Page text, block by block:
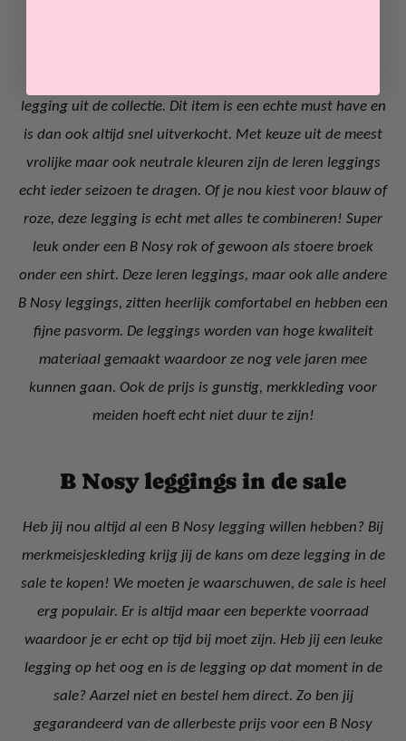
legging uit de collectie. Dit item is een echte must have en
is dan ook altijd snel uitverkocht. Met keuze uit de meest
vrolijke maar ook neutrale kleuren zijn de leren leggings
echt ieder seizoen te dragen. Of je nou kiest voor blauw of
roze, deze legging is echt met alles te combineren! Super
leuk onder een B Nosy rok of gewoon als stoere broek
onder een shirt. Deze leren leggings, maar ook alle andere
B Nosy leggings, zitten heerlijk comfortabel en hebben een
fijne pasvorm. De leggings worden van hoge kwaliteit
materiaal gemaakt waardoor ze nog vele jaren mee
kunnen gaan. Ook de prijs is gunstig, merkkleding voor
meiden hoeft echt niet duur te zijn!
B Nosy leggings in de sale
Heb jij nou altijd al een B Nosy legging willen hebben? Bij
merkmeisjeskleding krijg jij de kans om deze legging in de
sale te kopen! We moeten je waarschuwen, de sale is heel
erg populair. Er is altijd maar een beperkte voorraad
waardoor je er echt op tijd bij moet zijn. Heb jij een leuke
legging op het oog en is de legging op dat moment in de
sale? Aarzel niet en bestel hem direct. Zo ben jij
gegarandeerd van de allerbeste prijs voor een B Nosy